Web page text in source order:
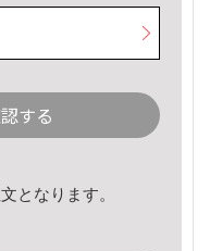
する
となります。